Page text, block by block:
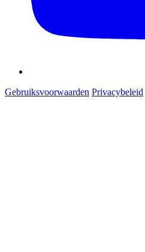
Gebruiksvoorwaarden Privacybeleid